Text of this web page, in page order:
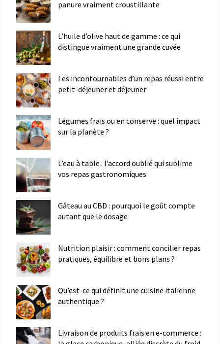
panure vraiment croustillante
L’huile d’olive haut de gamme : ce qui
distingue vraiment une grande cuvée
Les incontournables d’un repas réussi entre
petit-déjeuner et déjeuner
Légumes frais ou en conserve : quel impact
sur la planète ?
L’eau à table : l’accord oublié qui sublime
vos repas gastronomiques
Gâteau au CBD : pourquoi le goût compte
autant que le dosage
Nutrition plaisir : comment concilier repas
pratiques, équilibre et bons plans ?
Qu’est-ce qui définit une cuisine italienne
authentique ?
Livraison de produits frais en e-commerce :